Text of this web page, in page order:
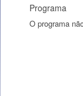
Programa
O programa